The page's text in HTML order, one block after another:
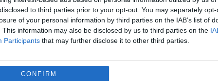
to third parties prior to your opt-out. You may separately
of your personal information by third parties on the IAB’s list of
This information may also be disclosed by us to third parties on the
Participants that may further disclose it to other third parties.
CONFIRM
înregistrările video
8 IULIE 2015
Examenul de bacalaureat a fost fraudat din
nou în Timiș. Procurorii au deschis o
Ei au descins dimienața aceasta la liceul